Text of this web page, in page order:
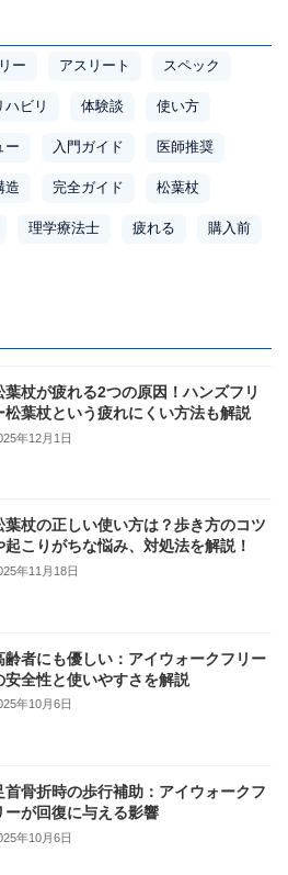
ー アスリート スペック
ハビリ 体験談 使い方
ー 入門ガイド 医師推奨
造 完全ガイド 松葉杖
理学療法士 疲れる 購入前
葉杖が疲れる2つの原因！ハンズフリ
松葉杖という疲れにくい方法も解説
年12月1日
葉杖の正しい使い方は？歩き方のコツ
起こりがちな悩み、対処法を解説！
年11月18日
齢者にも優しい：アイウォークフリー
安全性と使いやすさを解説
年10月6日
首骨折時の歩行補助：アイウォークフ
ーが回復に与える影響
年10月6日